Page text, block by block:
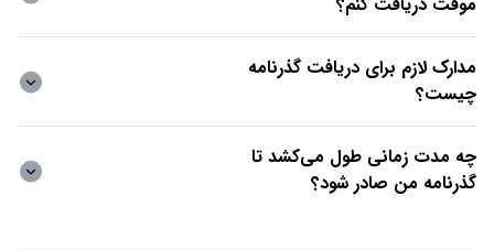
مدارک لازم برای دریافت گذرنامه
چیست؟
چه مدت زمانی طول می‌کشد تا
گذرنامه من صادر شود؟